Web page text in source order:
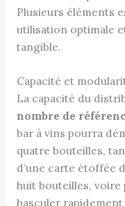
Plusieurs éléments
utilisation optimale
tangible.
Capacité et
La capacité du
nombre de
bar à vins pourra
quatre bouteilles,
d’une carte étoffée
huit bouteilles, voire
basculer rapidement